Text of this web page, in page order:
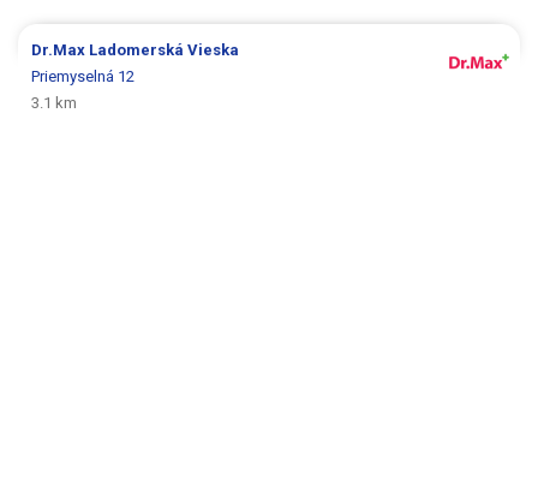
Dr.Max Ladomerská Vieska
Priemyselná 12
3.1 km